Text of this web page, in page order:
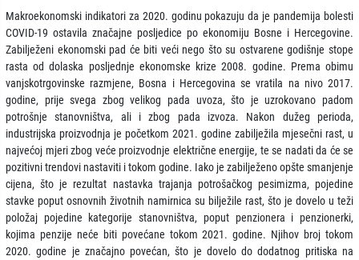
Makroekonomski indikatori za 2020. godinu pokazuju da je pandemija bolesti
COVID-19 ostavila značajne posljedice po ekonomiju Bosne i Hercegovine.
Zabilježeni ekonomski pad će biti veći nego što su ostvarene godišnje stope
rasta od dolaska posljednje ekonomske krize 2008. godine. Prema obimu
vanjskotrgovinske razmjene, Bosna i Hercegovina se vratila na nivo 2017.
godine, prije svega zbog velikog pada uvoza, što je uzrokovano padom
potrošnje stanovništva, ali i zbog pada izvoza. Nakon dužeg perioda,
industrijska proizvodnja je početkom 2021. godine zabilježila mjesečni rast, u
najvećoj mjeri zbog veće proizvodnje električne energije, te se nadati da će se
pozitivni trendovi nastaviti i tokom godine. Iako je zabilježeno opšte smanjenje
cijena, što je rezultat nastavka trajanja potrošačkog pesimizma, pojedine
stavke poput osnovnih životnih namirnica su bilježile rast, što je dovelo u teži
položaj pojedine kategorije stanovništva, poput penzionera i penzionerki,
kojima penzije neće biti povećane tokom 2021. godine. Njihov broj tokom
2020. godine je značajno povećan, što je dovelo do dodatnog pritiska na